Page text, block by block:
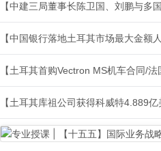
【中建三局董事长陈卫国、刘鹏与
【中国银行落地土耳其市场最大金额
【土耳其首购Vectron MS机车合同/
【土耳其库祖公司获得科威特4.889亿